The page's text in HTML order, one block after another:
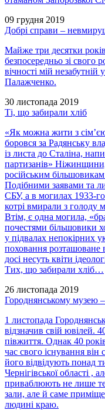
09 грудня 2019
Добрі справи –
Майже три десятки
безпосередньо зі свого
вічності мій
Палажченко.
30 листопада 2019
Ті, що забирали хліб
«Як можна жити з
боровся за Радянську
із листа до Сталіна,
партизанів»
російським
Подібними заявами та
СБУ, а в могилах 1933-го
котрі вмирали з голоду
Втім, є одна могила,
почестями більшовики
у підвалах непокірних
поховання розташоване
досі несуть квіти
Тих, що забирали хліб…
26 листопада 2019
Городнянському музею –
1 листопада
відзначив свій ювілей.
півжиття. Однак 40
час свого існування
його відвідують понад
Чернігівської області ,
приваблюють не лише
зали, але й саме
людині краю.